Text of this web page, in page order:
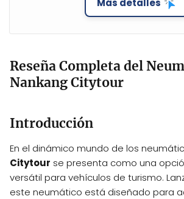
Reseña Completa del
Nankang Citytour
Introducción
En el dinámico mundo de los
Citytour se presenta como una
versátil para vehículos de turismo.
este neumático está diseñado para